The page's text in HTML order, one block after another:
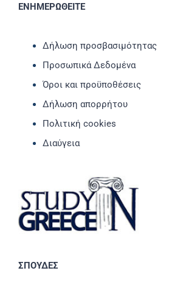
ΕΝΗΜΕΡΩΘΕΙΤΕ
Δήλωση προσβασιμότητας
Προσωπικά Δεδομένα
Όροι και προϋποθέσεις
Δήλωση απορρήτου
Πολιτική cookies
Διαύγεια
ΣΠΟΥΔΕΣ